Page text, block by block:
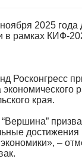
2025 года
в рамках КИФ-
Росконгресс
края.
–